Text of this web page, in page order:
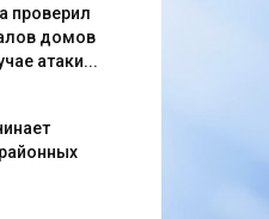
проверил
домов
атаки...